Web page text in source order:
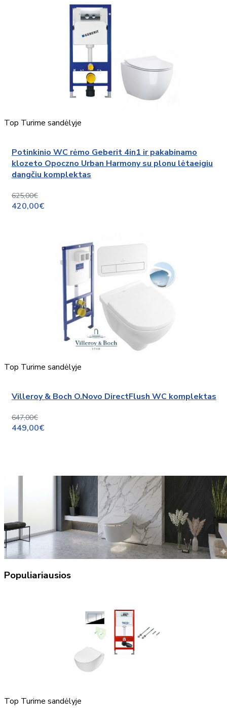
Top Turime sandėlyje
Potinkinio WC rėmo Geberit 4in1 ir pakabinamo
klozeto Opoczno Urban Harmony su plonu lėtaeigiu
dangčiu komplektas
625,00€
420,00€
Top Turime sandėlyje
Villeroy & Boch O.Novo DirectFlush WC komplektas
647,00€
449,00€
Populiariausios
Top Turime sandėlyje